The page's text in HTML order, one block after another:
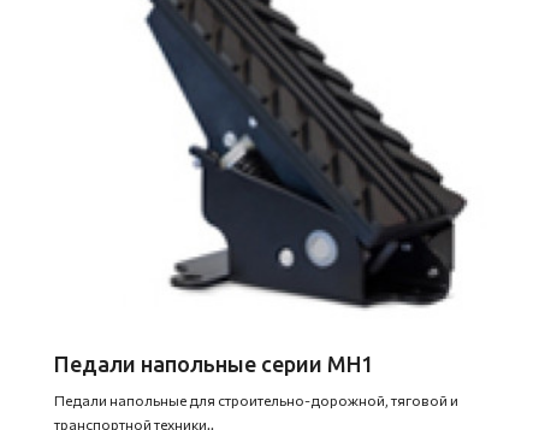
Педали напольные серии МН1
Педали напольные для строительно-дорожной, тяговой и
транспортной техники..